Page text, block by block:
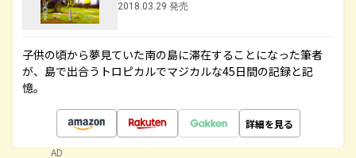
2018.03.29 発売
子供の頃から夢見ていた南の島に滞在することになった筆者
が、島で出合うトロピカルでマジカルな45日間の記録と記
憶。
詳細を見る
AD